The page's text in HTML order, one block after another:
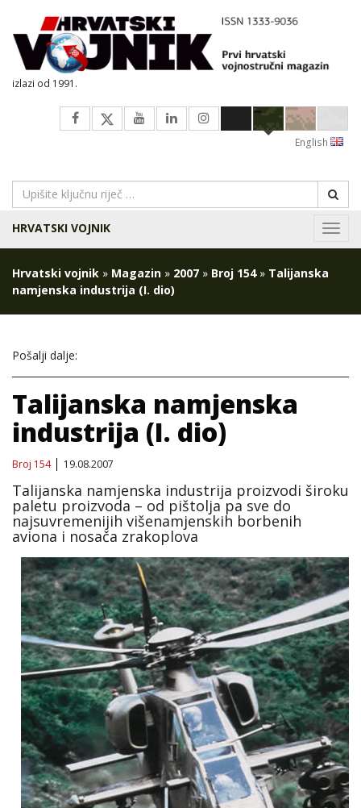
izlazi od 1991.
English
HRVATSKI VOJNIK
Hrvatski vojnik » Magazin » 2007 » Broj 154» Talijanska
namjenska industrija (I. dio)
Pošalji dalje:
Talijanska namjenska
industrija (I. dio)
Broj 154 19.08.2007
Talijanska namjenska industrija proizvodi široku
paletu proizvoda – od pištolja pa sve do
najsuvremenijih višenamjenskih borbenih
aviona i nosača zrakoplova